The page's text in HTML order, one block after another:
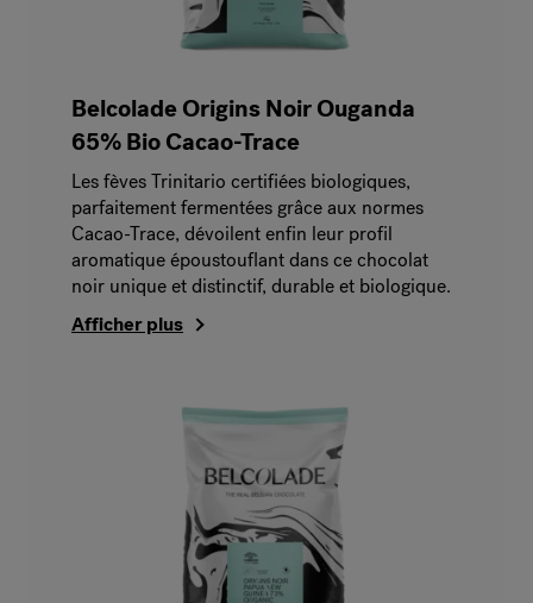
Belcolade Origins Noir Ouganda
65% Bio Cacao-Trace
Les fèves Trinitario certifiées biologiques,
parfaitement fermentées grâce aux normes
Cacao-Trace, dévoilent enfin leur profil
aromatique époustouflant dans ce chocolat
noir unique et distinctif, durable et biologique.
Afficher plus